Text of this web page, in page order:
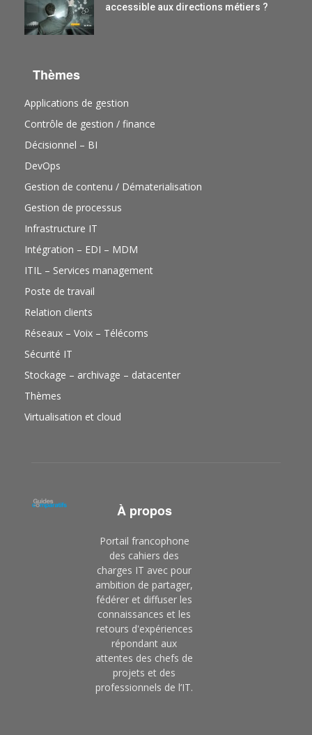
accessible aux directions métiers ?
Thèmes
Applications de gestion
Contrôle de gestion / finance
Décisionnel – BI
DevOps
Gestion de contenu / Dématerialisation
Gestion de processus
Infrastructure IT
Intégration – EDI – MDM
ITIL – Services management
Poste de travail
Relation clients
Réseaux – Voix – Télécoms
Sécurité IT
Stockage – archivage – datacenter
Thèmes
Virtualisation et cloud
À propos
Portail francophone
des cahiers des
charges IT avec pour
ambition de partager,
fédérer et diffuser les
connaissances et les
retours d'expériences
répondant aux
attentes des chefs de
projets et des
professionnels de l’IT.